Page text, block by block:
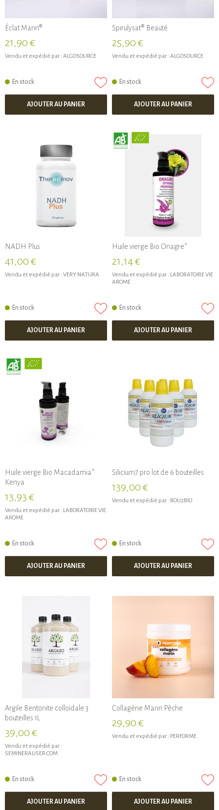
Éclat Marin®
21,90 €
Vendu et expédié par : ALGOSOURCE
En stock
AJOUTER AU PANIER
Spirulysat® Beauté
25,90 €
Vendu et expédié par : ALGOSOURCE
En stock
AJOUTER AU PANIER
NADH Plus
41,00 €
Vendu et expédié par : VERY NATURA
En stock
AJOUTER AU PANIER
Huile vierge Bio Onagre*
21,14 €
Vendu et expédié par : LABORATOIRE VIE
AROME
En stock
AJOUTER AU PANIER
Huile vierge Bio Macadamia*
Kenya
13,93 €
Vendu et expédié par : LABORATOIRE VIE
AROME
En stock
AJOUTER AU PANIER
Silicium7 pro lot de 6 bouteilles
139,00 €
Vendu et expédié par : BOU2BIO
En stock
AJOUTER AU PANIER
Argile Bentonite colloïdale 3
bouteilles 1L
39,00 €
Vendu et expédié par :
SEMINERALISER.COM
En stock
AJOUTER AU PANIER
Collagène Marin Pêche
29,90 €
Vendu et expédié par : PERFORME
En stock
AJOUTER AU PANIER